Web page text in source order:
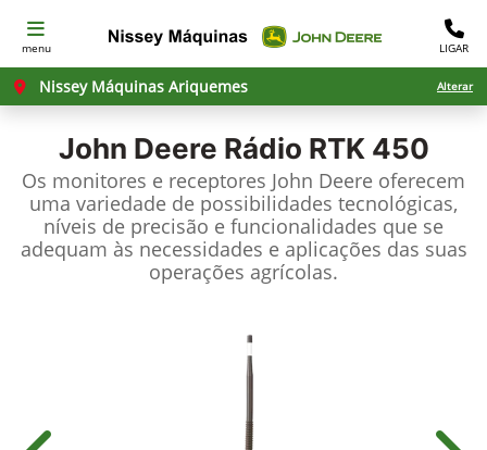
menu LIGAR
Nissey Máquinas Ariquemes Alterar
John Deere Rádio RTK 450
Os monitores e receptores John Deere oferecem
uma variedade de possibilidades tecnológicas,
níveis de precisão e funcionalidades que se
adequam às necessidades e aplicações das suas
operações agrícolas.